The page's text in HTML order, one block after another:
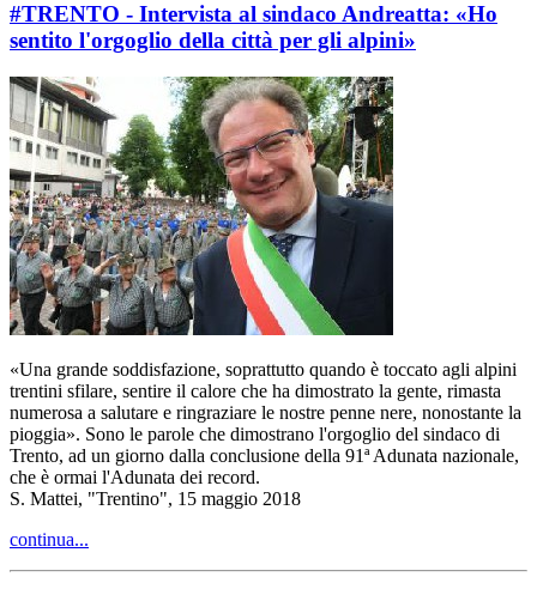
#TRENTO - Intervista al sindaco Andreatta: «Ho
sentito l'orgoglio della città per gli alpini»
«Una grande soddisfazione, soprattutto quando è toccato agli alpini
trentini sfilare, sentire il calore che ha dimostrato la gente, rimasta
numerosa a salutare e ringraziare le nostre penne nere, nonostante la
pioggia». Sono le parole che dimostrano l'orgoglio del sindaco di
Trento, ad un giorno dalla conclusione della 91ª Adunata nazionale,
che è ormai l'Adunata dei record.
S. Mattei, "Trentino", 15 maggio 2018
continua...